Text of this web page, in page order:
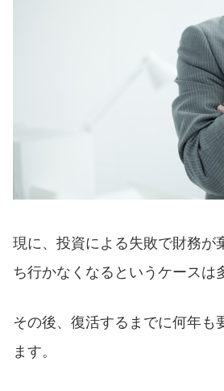
現に、投資による失敗で財務が
ち行かなくなるというケースは
その後、復活するまでに何年も
ます。